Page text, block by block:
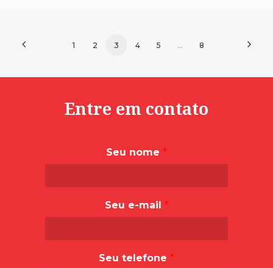
1 2 3 4 5 … 8
Entre em contato
Seu nome *
Seu e-mail *
Seu telefone *